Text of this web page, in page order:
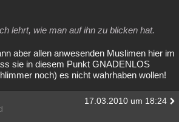
lehrt, wie man auf ihn zu blicken hat.
aber allen anwesenden Muslimen hier im
sie in diesem Punkt GNADENLOS
noch) es nicht wahrhaben wollen!
17.03.2010 um 18:24